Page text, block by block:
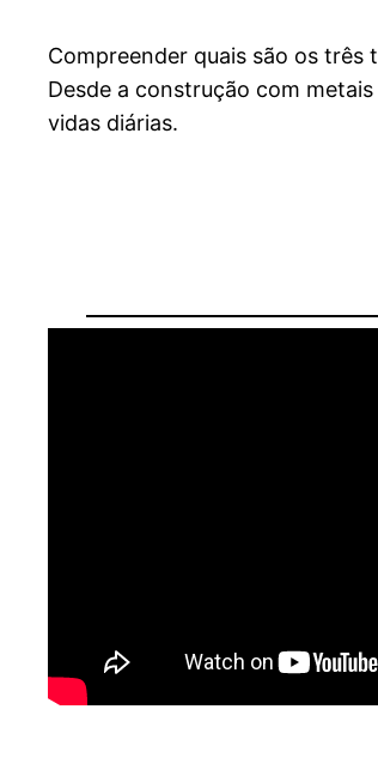
Compreender quais são os três
Desde a construção com
vidas diárias.